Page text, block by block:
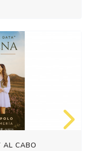
AL CABO